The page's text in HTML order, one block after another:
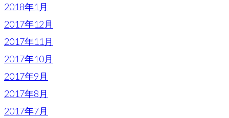
2018年1月
2017年12月
2017年11月
2017年10月
2017年9月
2017年8月
2017年7月